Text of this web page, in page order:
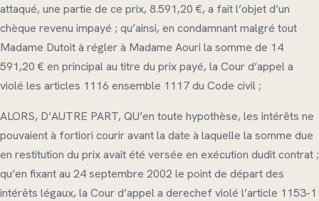
attaqué, une partie de ce prix, 8.591,20 €, a fait l’objet d’un
chèque revenu impayé ; qu’ainsi, en condamnant malgré tout
Madame Dutoit à régler à Madame Aouri la somme de 14
591,20 € en principal au titre du prix payé, la Cour d’appel a
violé les articles 1116 ensemble 1117 du Code civil ;
ALORS, D’AUTRE PART, QU’en toute hypothèse, les intérêts ne
pouvaient à fortiori courir avant la date à laquelle la somme due
en restitution du prix avait été versée en exécution dudit contrat ;
qu’en fixant au 24 septembre 2002 le point de départ des
intérêts légaux, la Cour d’appel a derechef violé l’article 1153-1